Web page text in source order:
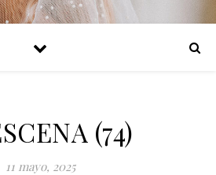
(74)
11 mayo, 2025